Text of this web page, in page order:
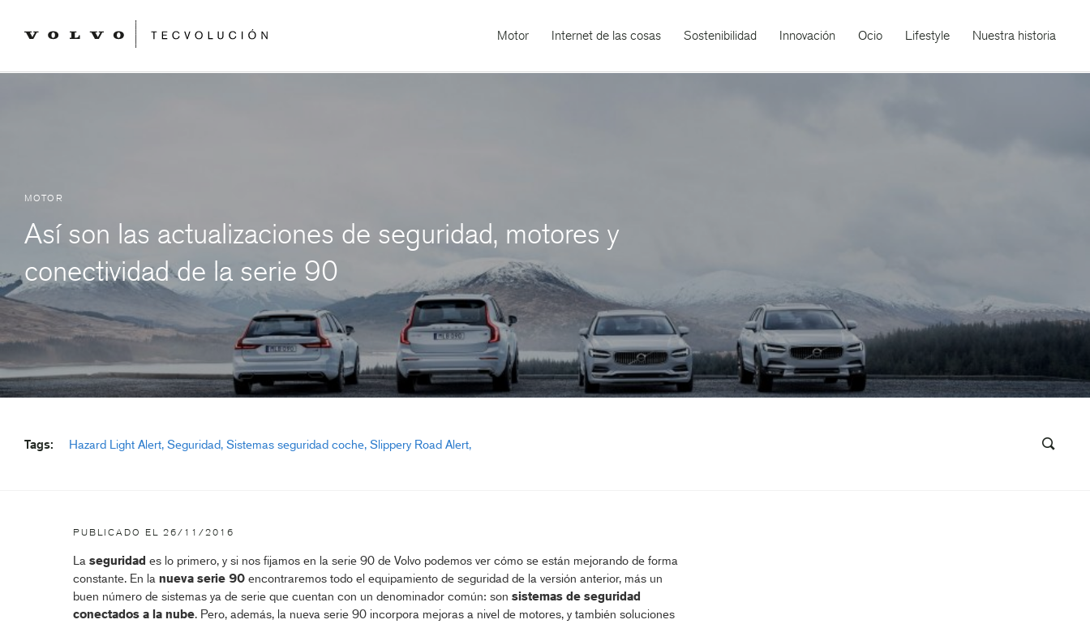
Motor Internet de las cosas Sostenibilidad Innovación Ocio Lifestyle Nuestra historia
MOTOR
Así son las actualizaciones de seguridad, motores y
conectividad de la serie 90
Tags: Hazard Light Alert Seguridad Sistemas seguridad coche Slippery Road Alert
PUBLICADO EL 26/11/2016
La seguridad es lo primero, y si nos fijamos en la serie 90 de Volvo podemos ver cómo se están mejorando de forma
constante. En la nueva serie 90encontraremos todo el equipamiento de seguridad de la versión anterior, más un
buen número de sistemas ya de serie que cuentan con un denominador común: son sistemas de seguridad
conectados a la nube. Pero, además, la nueva serie 90 incorpora mejoras a nivel de motores, y también soluciones